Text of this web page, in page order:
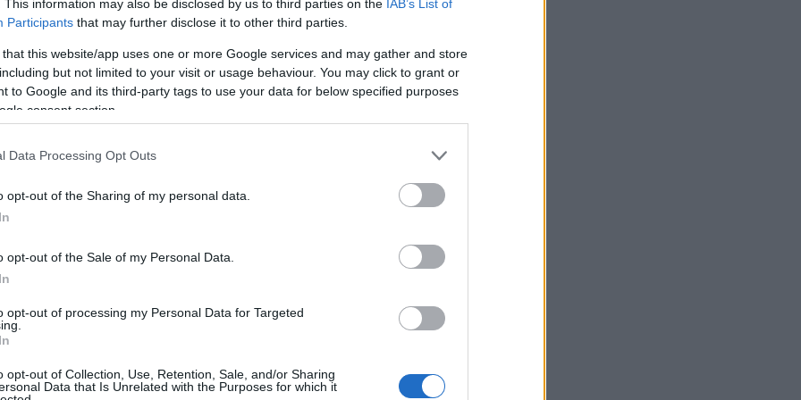
This information may also be disclosed by us to third parties on the IAB’s List of
Participants that may further disclose it to other third parties.
that this website/app uses one or more Google services and may gather and store
but not limited to your visit or usage behaviour. You may click to grant or
to Google and its third-party tags to use your data for below specified purposes
consent section.
Data Processing Opt Outs
opt-out of the Sharing of my personal data.
opt-out of the Sale of my Personal Data.
opt-out of processing my Personal Data for Targeted
opt-out of Collection, Use, Retention, Sale, and/or Sharing
Data that Is Unrelated with the Purposes for which it
naskytnou i příležitosti závodit za sebe.
více ustálí, myslím, že by mohl bojovat i o etapové
k úniku, podobně jako jsme viděli u Victora
plně soustředil na cyklistiku a profesionální smlouvu s
co v roce 2021 vybojoval zlato na juniorském
výraznou stopu na norské juniorské běžecké scéně.
vyhrál závod na 10 km volným stylem s náskokem 28